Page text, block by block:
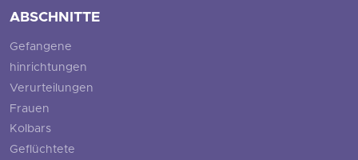
ABSCHNITTE
Gefangene
hinrichtungen
Verurteilungen
Frauen
Kolbars
Geflüchtete